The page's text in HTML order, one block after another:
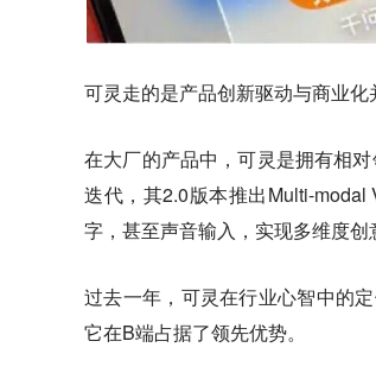
可灵走的是产品创新驱动与商业化
在大厂的产品中，可灵是拥有相
迭代，其2.0版本推出Multi-
字，甚至声音输入，实现多维度创
过去一年，可灵在行业心智中的
它在B端占据了领先优势。